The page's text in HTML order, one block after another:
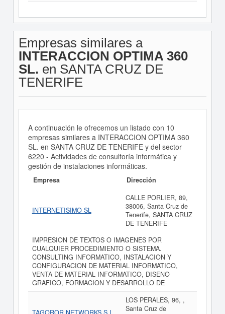
Empresas similares a
INTERACCION OPTIMA 360
SL. en SANTA CRUZ DE
TENERIFE
A continuación le ofrecemos un listado con 10
empresas similares a INTERACCION OPTIMA 360
SL. en SANTA CRUZ DE TENERIFE y del sector
6220 - Actividades de consultoría informática y
gestión de instalaciones informáticas.
Empresa Dirección
INTERNETISIMO SL
CALLE PORLIER, 89,
38006, Santa Cruz de
Tenerife, SANTA CRUZ
DE TENERIFE
IMPRESION DE TEXTOS O IMAGENES POR
CUALQUIER PROCEDIMIENTO O SISTEMA.
CONSULTING INFORMATICO, INSTALACION Y
CONFIGURACION DE MATERIAL INFORMATICO,
VENTA DE MATERIAL INFORMATICO, DISENO
GRAFICO, FORMACION Y DESARROLLO DE
LOS PERALES, 96, ,
Santa Cruz de